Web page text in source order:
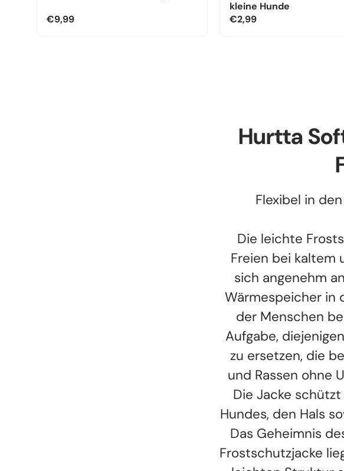
€9,99
kleine Hunde
€2,99
Hurtta
Flexibel in
Die leichte
Freien bei kaltem
sich angenehm
Wärmespeicher in
der Menschen
Aufgabe,
zu ersetzen, die
und Rassen ohne
Die Jacke
Hundes, den Hals
Das Geheimnis
Frostschutzjacke